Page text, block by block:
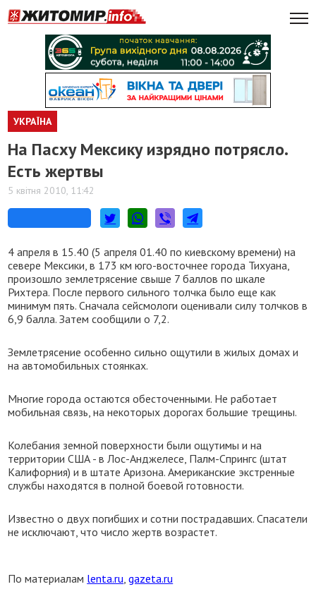
УКРАЇНА
На Пасху Мексику изрядно потрясло.
Есть жертвы
5 квітня 2010, 11:42
4 апреля в 15.40 (5 апреля 01.40 по киевскому времени) на
севере Мексики, в 173 км юго-восточнее города Тихуана,
произошло землетрясение свыше 7 баллов по шкале
Рихтера. После первого сильного толчка было еще как
минимум пять. Сначала сейсмологи оценивали силу толчков в
6,9 балла. Затем сообщили о 7,2.
Землетрясение особенно сильно ощутили в жилых домах и
на автомобильных стоянках.
Многие города остаются обесточенными. Не работает
мобильная связь, на некоторых дорогах большие трещины.
Колебания земной поверхности были ощутимы и на
территории США - в Лос-Анджелесе, Палм-Спрингс (штат
Калифорния) и в штате Аризона. Американские экстренные
службы находятся в полной боевой готовности.
Известно о двух погибших и сотни пострадавших. Спасатели
не исключают, что число жертв возрастет.
По материалам lenta.ru,gazeta.ru